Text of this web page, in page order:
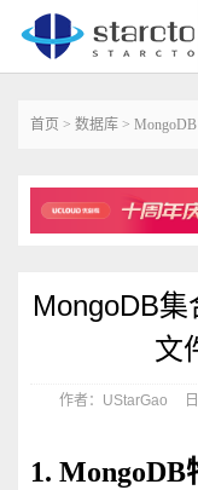
首页 > 数据库 > MongoDB
MongoDB
文
作者：UStarGao
1. MongoDB